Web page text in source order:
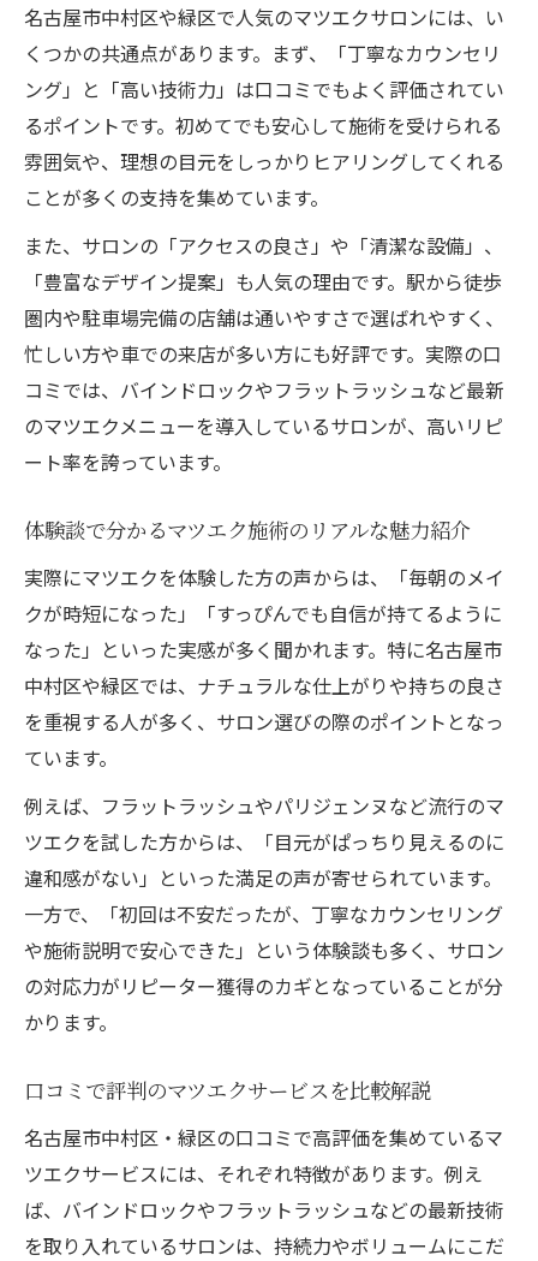
名古屋市中村区や緑区で人気のマツエクサロンには、い
くつかの共通点があります。まず、「丁寧なカウンセリ
ング」と「高い技術力」は口コミでもよく評価されてい
るポイントです。初めてでも安心して施術を受けられる
雰囲気や、理想の目元をしっかりヒアリングしてくれる
ことが多くの支持を集めています。
また、サロンの「アクセスの良さ」や「清潔な設備」、
「豊富なデザイン提案」も人気の理由です。駅から徒歩
圏内や駐車場完備の店舗は通いやすさで選ばれやすく、
忙しい方や車での来店が多い方にも好評です。実際の口
コミでは、バインドロックやフラットラッシュなど最新
のマツエクメニューを導入しているサロンが、高いリピ
ート率を誇っています。
体験談で分かるマツエク施術のリアルな魅力紹介
実際にマツエクを体験した方の声からは、「毎朝のメイ
クが時短になった」「すっぴんでも自信が持てるように
なった」といった実感が多く聞かれます。特に名古屋市
中村区や緑区では、ナチュラルな仕上がりや持ちの良さ
を重視する人が多く、サロン選びの際のポイントとなっ
ています。
例えば、フラットラッシュやパリジェンヌなど流行のマ
ツエクを試した方からは、「目元がぱっちり見えるのに
違和感がない」といった満足の声が寄せられています。
一方で、「初回は不安だったが、丁寧なカウンセリング
や施術説明で安心できた」という体験談も多く、サロン
の対応力がリピーター獲得のカギとなっていることが分
かります。
口コミで評判のマツエクサービスを比較解説
名古屋市中村区・緑区の口コミで高評価を集めているマ
ツエクサービスには、それぞれ特徴があります。例え
ば、バインドロックやフラットラッシュなどの最新技術
を取り入れているサロンは、持続力やボリュームにこだ